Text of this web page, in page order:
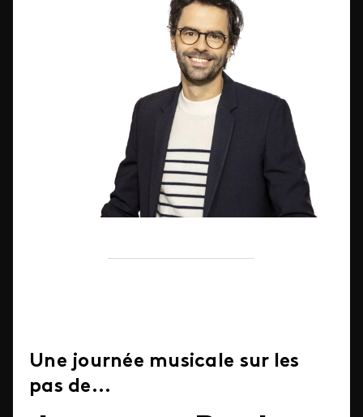
Une journée musicale sur les
pas de...